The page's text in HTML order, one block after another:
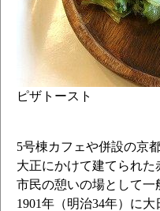
ピザトースト
5号棟カフェや併設の京
大正にかけて建てられ
市民の憩いの場として
1901年（明治34年）に